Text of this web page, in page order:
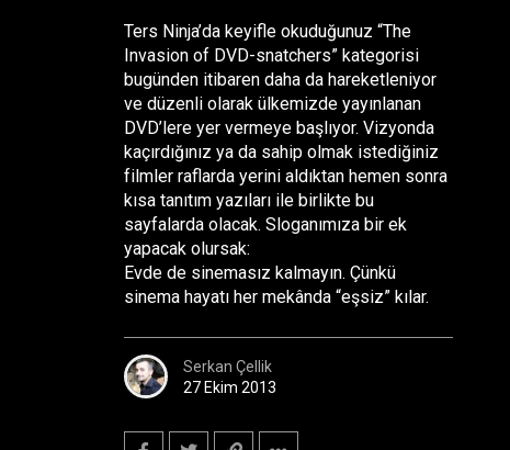
Ters Ninja’da keyifle okuduğunuz “The
Invasion of DVD-snatchers” kategorisi
bugünden itibaren daha da hareketleniyor
ve düzenli olarak ülkemizde yayınlanan
DVD’lere yer vermeye başlıyor. Vizyonda
kaçırdığınız ya da sahip olmak istediğiniz
filmler raflarda yerini aldıktan hemen sonra
kısa tanıtım yazıları ile birlikte bu
sayfalarda olacak. Sloganımıza bir ek
yapacak olursak:
Evde de sinemasız kalmayın. Çünkü
sinema hayatı her mekânda “eşsiz” kılar.
Serkan Çellik
27 Ekim 2013